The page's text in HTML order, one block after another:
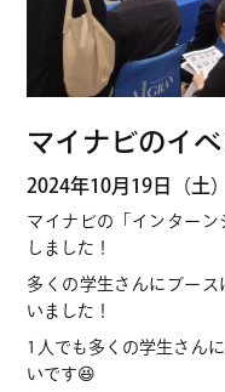
マイナビのイ
2024年10月19日（土）
マイナビの「インター
しました！
多くの学生さんにブー
いました！
1人でも多くの学生さん
いです😆